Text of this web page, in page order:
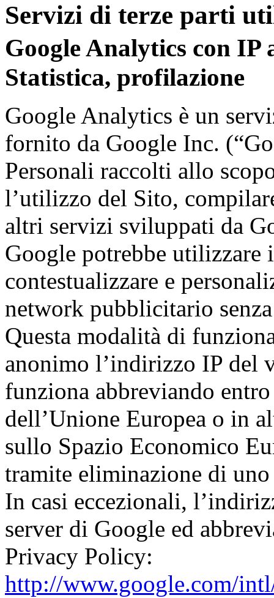
Servizi di terze parti
Google Analytics con IP
Statistica, profilazione
Google Analytics è un
fornito da Google Inc.
Personali raccolti allo
l’utilizzo del Sito,
altri servizi sviluppati da
Google potrebbe utilizzare
contestualizzare e
network pubblicitario
Questa modalità di
anonimo l’indirizzo IP del
funziona abbreviando
dell’Unione Europea o in
sullo Spazio Economico
tramite eliminazione di
In casi eccezionali,
server di Google ed
Privacy Policy:
http://www.google.com/